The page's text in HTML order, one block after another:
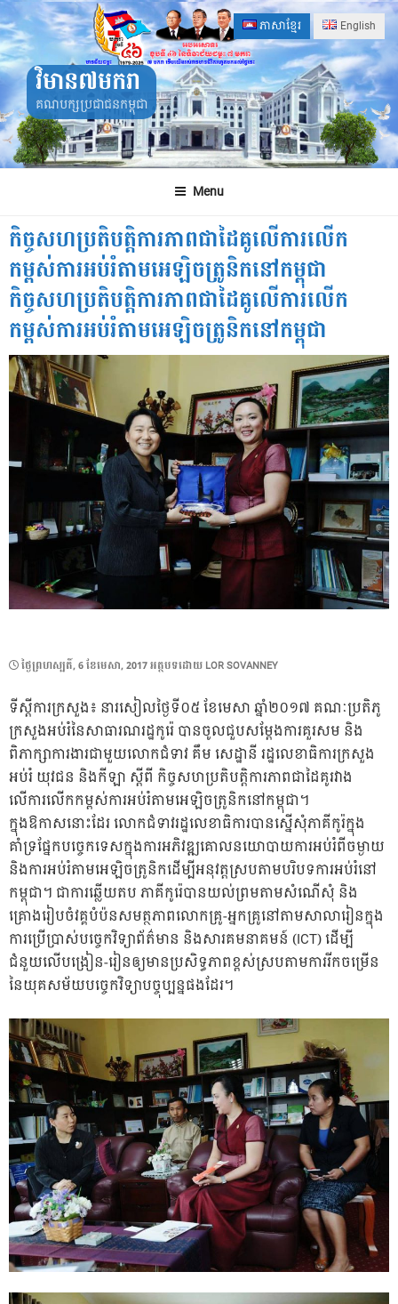
Skip
to
content
ភាសាខ្មែរ English
វិមាន៧មករា
គណបក្សប្រជាជនកម្ពុជា
Menu
កិច្ចសហប្រតិបត្តិការភាពជាដៃគូលើការលើក
កម្ពស់ការអប់រំតាមអេឡិចត្រូនិកនៅកម្ពុជា
កិច្ចសហប្រតិបត្តិការភាពជាដៃគូលើការលើក
កម្ពស់ការអប់រំតាមអេឡិចត្រូនិកនៅកម្ពុជា
POSTED
ថ្ងៃ​ព្រហស្បតិ៍, 6 ខែ​មេសា, 2017អត្ថបទដោយ LOR SOVANNEY
ទីស្ដីការក្រសួង៖ នារសៀលថ្ងៃទី០៥ ខែមេសា ឆ្នាំ២០១៧ គណៈប្រតិភូ
ក្រសួងអប់រំនៃសាធារណរដ្ឋកូរ៉េ បានចូលជួបសម្តែងការគួរសម និង
ពិភាក្សាការងារជាមួយលោកជំទាវ គឹម សេដ្ឋានី រដ្ឋលេខាធិការក្រសួង
អប់រំ យុវជន និងកីឡា ស្ដីពី កិច្ចសហប្រតិបត្តិការភាពជាដៃគូរវាង
លើការលើកកម្ពស់ការអប់រំតាមអេឡិចត្រូនិកនៅកម្ពុជា។
ក្នុងឱកាសនោះដែរ លោកជំទាវរដ្ឋលេខាធិការបានស្នើសុំភាគីកូរ៉ក្នុង
គាំទ្រផ្នែកបច្ចេកទេសក្នុងការអភិវឌ្ឍគោលនយោបាយការអប់រំពីចម្ងាយ
និងការអប់រំតាមអេឡិចត្រូនិកដើម្បីអនុវត្តស្របតាមបរិបទការអប់រំនៅ
កម្ពុជា។ ជាការឆ្លើយតប ភាគីកូរ៉េបានយល់ព្រមតាមសំណើសុំ និង
គ្រោងរៀបចំវគ្គបំប៉នសមត្ថភាពលោកគ្រូ-អ្នកគ្រូនៅតាមសាលារៀនក្នុង
ការប្រើប្រាស់បច្ចេកវិទ្យាព័ត៌មាន និងសារគមនាគមន៍ (ICT) ដើម្បី
ជំនួយលើបង្រៀន-រៀនឲ្យមានប្រសិទ្ធភាពខ្ពស់ស្របតាមការរីកចម្រើន
នៃយុគសម័យបច្ចេកវិទ្យាបច្ចុប្បន្នផងដែរ។